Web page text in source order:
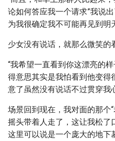
论如何答应我一个请求”我说
为我很确定我不可能再见到明
少女没有说话，就那么微笑的
“我希望一直看到你这漂亮的
得意思其实是我怕看到他变得
意了虽然没有说话不过贯穿我
场景回到现在，我对面的那个
摇头带着人走了，这让我松了
这里可以说是一个庞大的地下